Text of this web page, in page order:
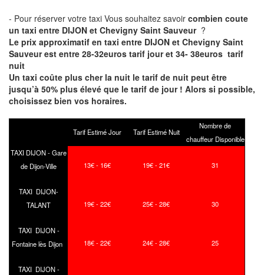
- Pour réserver votre taxi Vous souhaitez savoir combien coute
un taxi entre DIJON et Chevigny Saint Sauveur ?
Le prix approximatif en taxi entre DIJON et Chevigny Saint
Sauveur est entre 28-32euros tarif jour et 34- 38euros tarif
nuit
Un taxi coûte plus cher la nuit le tarif de nuit peut être
jusqu’à 50% plus élevé que le tarif de jour ! Alors si possible,
choisissez bien vos horaires.
Tarif Estimé Jour Tarif Estimé Nuit
Nombre de
chauffeur Disponible
TAXI DIJON - Gare
de Dijon-Ville
13€ - 16€ 19€ - 21€ 31
TAXI DIJON-
TALANT
19€ - 22€ 25€ - 28€ 30
TAXI DIJON -
Fontaine lès Dijon
18€ - 22€ 24€ - 28€ 25
TAXI DIJON -